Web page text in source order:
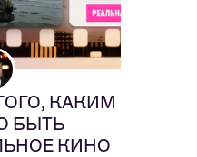
КАКИМ
БЫТЬ
КИНО